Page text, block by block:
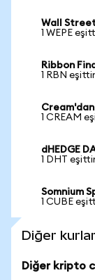
Wall
1 WEPE
Ribbon
1 RBN
1 CREAM
dHEDGE
1 DHT
Somnium
1 CUBE
Diğer
Diğer kripto